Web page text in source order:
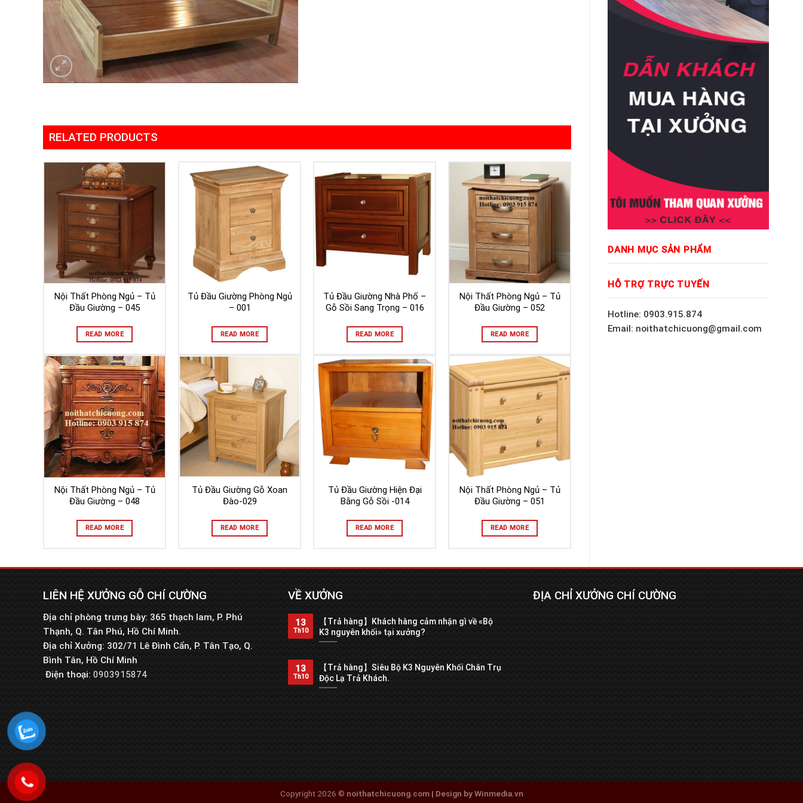
DANH MỤC SẢN PHẨM
HỖ TRỢ TRỰC TUYẾN
Hotline: 0903.915.874
Email: noithatchicuong@gmail.com
RELATED PRODUCTS
Nội Thất Phòng Ngủ – Tủ
Đầu Giường – 045
READ MORE
Tủ Đầu Giường Phòng Ngủ
– 001
READ MORE
Tủ Đầu Giường Nhà Phố –
Gỗ Sồi Sang Trọng – 016
READ MORE
Nội Thất Phòng Ngủ – Tủ
Đầu Giường – 052
READ MORE
Nội Thất Phòng Ngủ – Tủ
Đầu Giường – 048
READ MORE
Tủ Đầu Giường Gỗ Xoan
Đào-029
READ MORE
Tủ Đầu Giường Hiện Đại
Bằng Gỗ Sồi -014
READ MORE
Nội Thất Phòng Ngủ – Tủ
Đầu Giường – 051
READ MORE
LIÊN HỆ XƯỞNG GỖ CHÍ CƯỜNG
Địa chỉ phòng trưng bày: 365 thạch lam, P. Phú
Thạnh, Q. Tân Phú, Hồ Chí Minh.
Địa chỉ Xưởng: 302/71 Lê Đình Cẩn, P. Tân Tạo, Q.
Bình Tân, Hồ Chí Minh
Điện thoại: 0903915874
VỀ XƯỞNG
【Trả hàng】Khách hàng cảm nhận gì về «Bộ
K3 nguyên khối» tại xưởng?
13
Th10
【Trả hàng】Siêu Bộ K3 Nguyên Khối Chân Trụ
Độc Lạ Trả Khách.
13
Th10
ĐỊA CHỈ XƯỞNG CHÍ CƯỜNG
Copyright 2026 © noithatchicuong.com | Design by Winmedia.vn